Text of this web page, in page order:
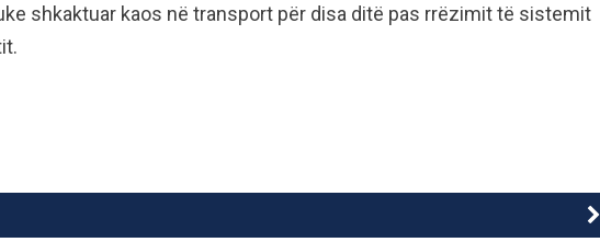
shkaktuar kaos në transport për disa ditë pas rrëzimit të sistemit